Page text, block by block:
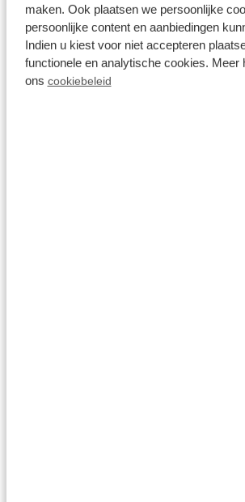
maken. Ook plaatsen we persoonlijke
persoonlijke content en aanbiedingen
Indien u kiest voor niet accepteren
functionele en analytische cookies. Meer
ons cookiebeleid
Resort Lexmond
Lexmond,Utrecht
7.9 266 Beoordelingen